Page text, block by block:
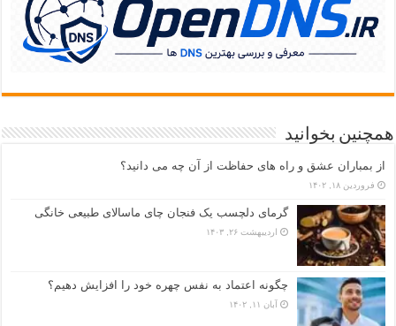
همچنین بخوانید
از بمباران عشق و راه های حفاظت از آن چه می دانید؟
فروردین ۱۸, ۱۴۰۲
گرمای دلچسب یک فنجان چای ماسالای طبیعی خانگی
اردیبهشت ۲۶, ۱۴۰۳
چگونه اعتماد به نفس چهره خود را افزایش دهیم؟
آبان ۱۱, ۱۴۰۲